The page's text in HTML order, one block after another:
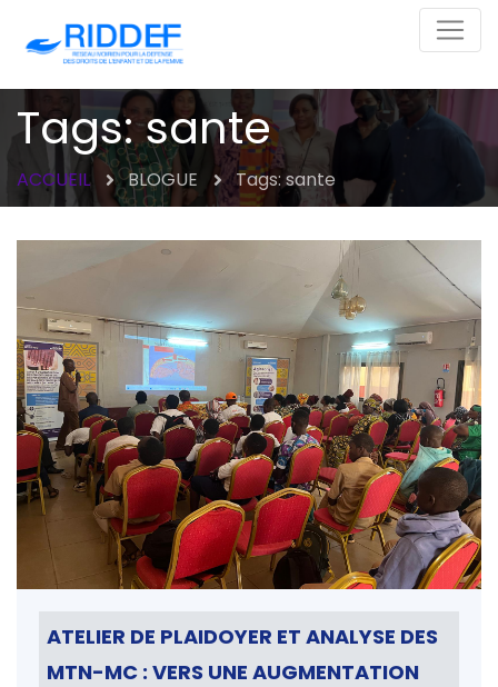
Tags: sante
ACCUEIL BLOGUE Tags: sante
ATELIER DE PLAIDOYER ET ANALYSE DES
MTN-MC : VERS UNE AUGMENTATION